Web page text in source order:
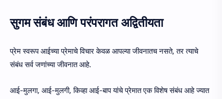
सुगम संबंध आणि परंपरागत अद्वितीयता
प्रेम स्वरूप आईच्या प्रेमाचे विचार केवळ आपल्या जीवनातच नसते, तर त्याचे
संबंध सर्व जणांच्या जीवनात आहे.
आई-मुलगा, आई-मुलगी, किव्हा आई-बाप यांचे प्रेमात एक विशेष संबंध आहे ज्यात